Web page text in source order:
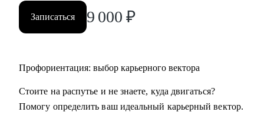
Записаться 9 000 ₽
Профориентация: выбор карьерного вектора
Стоите на распутье и не знаете, куда двигаться?
Помогу определить ваш идеальный карьерный вектор.